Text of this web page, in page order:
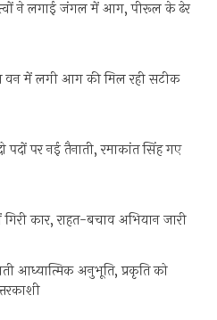
ने लगाई जंगल में आग, पीरूल के ढेर
वन में लगी आग की मिल रही सटीक
पर नई तैनाती, रमाकांत सिंह गए
कार, राहत-बचाव अभियान जारी
आध्यात्मिक अनुभूति, प्रकृति को